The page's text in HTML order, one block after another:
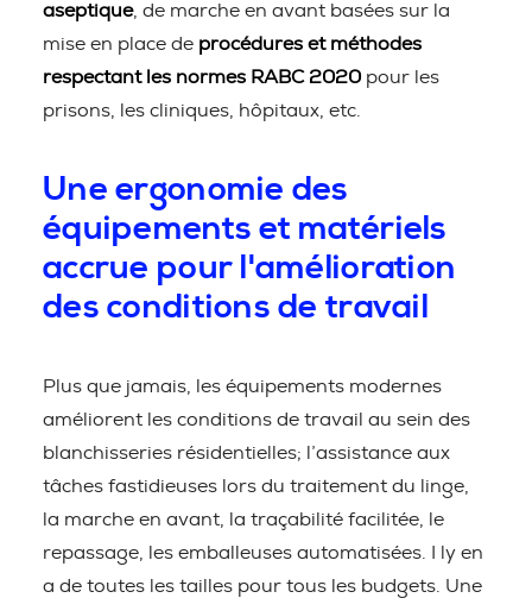
aseptique, de marche en avant basées sur la
mise en place de procédures et méthodes
respectant les normes RABC 2020 pour les
prisons, les cliniques, hôpitaux, etc.
Une ergonomie des
équipements et matériels
accrue pour l'amélioration
des conditions de travail
Plus que jamais, les équipements modernes
améliorent les conditions de travail au sein des
blanchisseries résidentielles; l’assistance aux
tâches fastidieuses lors du traitement du linge,
la marche en avant, la traçabilité facilitée, le
repassage, les emballeuses automatisées. I ly en
a de toutes les tailles pour tous les budgets. Une